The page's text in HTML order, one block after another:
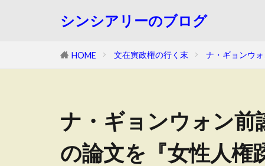
シンシアリーのブログ
HOME 文在寅政権の行く末 ナ・ギョンウ
ナ・ギョンウォン前
の論文を『女性人権